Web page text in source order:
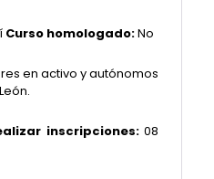
Curso homologado:No
en activo y autónomos
inscripciones: 08